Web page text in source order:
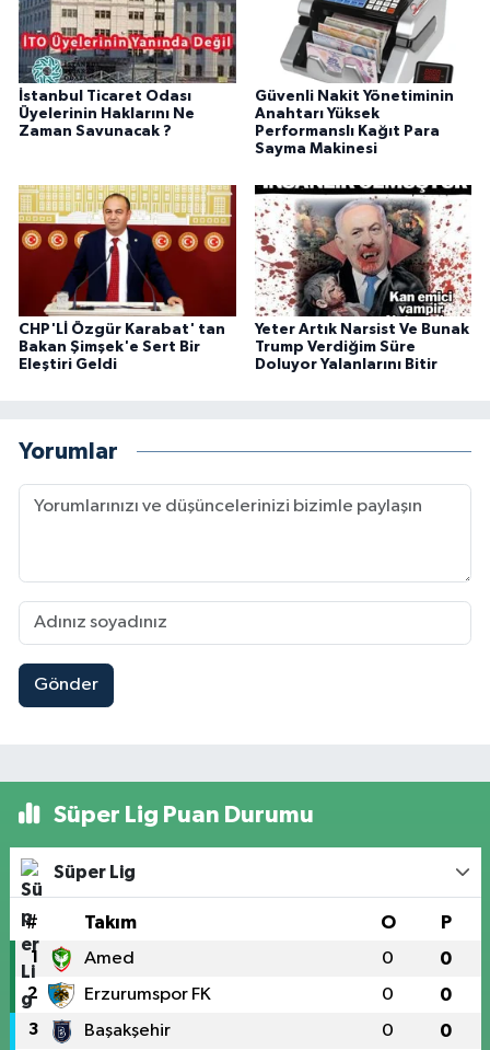
İstanbul Ticaret Odası
Üyelerinin Haklarını Ne
Zaman Savunacak ?
Güvenli Nakit Yönetiminin
Anahtarı Yüksek
Performanslı Kağıt Para
Sayma Makinesi
CHP'Lİ Özgür Karabat' tan
Bakan Şimşek'e Sert Bir
Eleştiri Geldi
Yeter Artık Narsist Ve Bunak
Trump Verdiğim Süre
Doluyor Yalanlarını Bitir
Yorumlar
Gönder
Süper Lig Puan Durumu
Süper Lig
# Takım O P
1 Amed 0 0
2 Erzurumspor FK 0 0
3 Başakşehir 0 0